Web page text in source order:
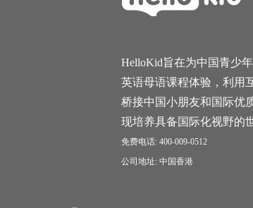
HelloKid旨在为中国青少
英语母语课程体验，利用
桥接中国小朋友和国际优
现培养具备国际化视野的
免费电话: 400-009-0512
公司地址: 中国香港